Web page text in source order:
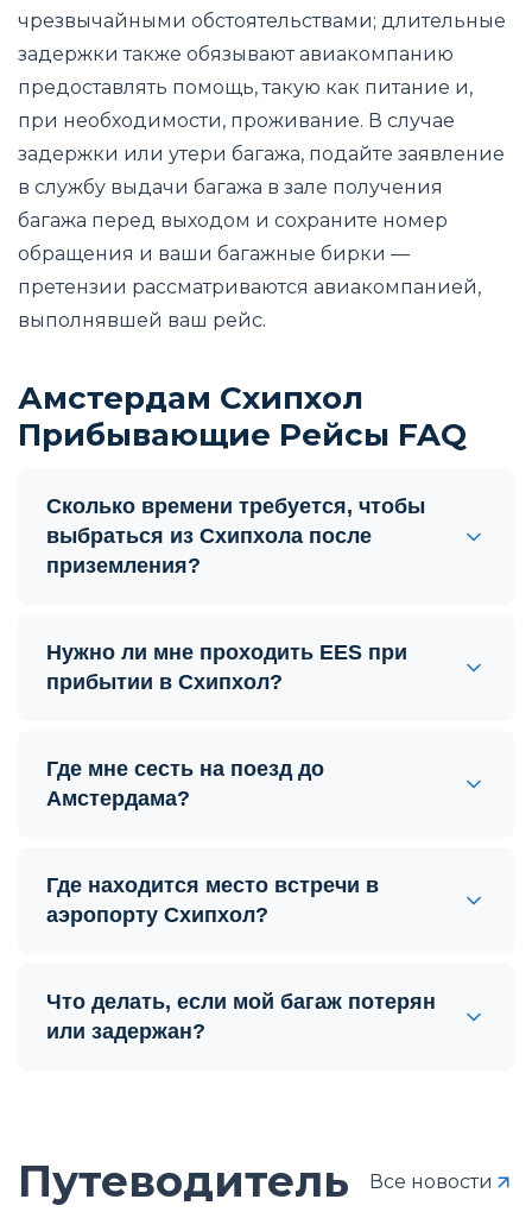
чрезвычайными обстоятельствами; длительные
задержки также обязывают авиакомпанию
предоставлять помощь, такую как питание и,
при необходимости, проживание. В случае
задержки или утери багажа, подайте заявление
в службу выдачи багажа в зале получения
багажа перед выходом и сохраните номер
обращения и ваши багажные бирки —
претензии рассматриваются авиакомпанией,
выполнявшей ваш рейс.
Амстердам Схипхол
Прибывающие Рейсы FAQ
Сколько времени требуется, чтобы
выбраться из Схипхола после
приземления?
Нужно ли мне проходить EES при
прибытии в Схипхол?
Где мне сесть на поезд до
Амстердама?
Где находится место встречи в
аэропорту Схипхол?
Что делать, если мой багаж потерян
или задержан?
Путеводитель Все новости